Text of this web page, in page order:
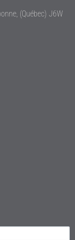
(Québec) J6W